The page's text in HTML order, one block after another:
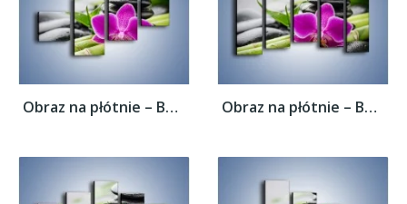
Obraz na płótnie – Bambusowe dodatki z... Obraz na płótnie – Bambusowe dodatki z...